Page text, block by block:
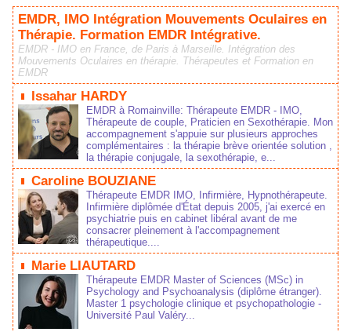
EMDR, IMO Intégration Mouvements Oculaires en
Thérapie. Formation EMDR Intégrative.
EMDR - IMO en France, de Paris à Marseille. Intégration des
Mouvements Oculaires en thérapie. Thérapeutes et Formation en
EMDR
Issahar HARDY
EMDR à Romainville: Thérapeute EMDR - IMO,
Thérapeute de couple, Praticien en Sexothérapie. Mon
accompagnement s'appuie sur plusieurs approches
complémentaires : la thérapie brève orientée solution ,
la thérapie conjugale, la sexothérapie, e...
Caroline BOUZIANE
Thérapeute EMDR IMO, Infirmière, Hypnothérapeute.
Infirmière diplômée d'État depuis 2005, j'ai exercé en
psychiatrie puis en cabinet libéral avant de me
consacrer pleinement à l'accompagnement
thérapeutique....
Marie LIAUTARD
Thérapeute EMDR Master of Sciences (MSc) in
Psychology and Psychoanalysis (diplôme étranger).
Master 1 psychologie clinique et psychopathologie -
Université Paul Valéry...